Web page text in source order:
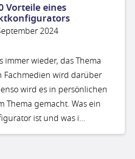
Vorteile eines
2024
immer wieder, das Thema
Fachmedien wird darüber
wird es in persönlichen
Thema gemacht. Was ein
ist und was i...